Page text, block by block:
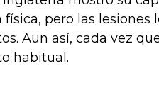
física, pero las
Aun así, cada vez
habitual.